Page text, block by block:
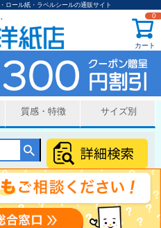
ロール紙・ラベルシールの通販サイト
カート
0
質感・特徴 サイズ別